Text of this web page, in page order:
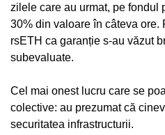
zilele care au urmat, pe fondul
30% din valoare în câteva ore.
rsETH ca garanție s-au văzut
subevaluate.
Cel mai onest lucru care se
colective: au prezumat că
securitatea infrastructurii.